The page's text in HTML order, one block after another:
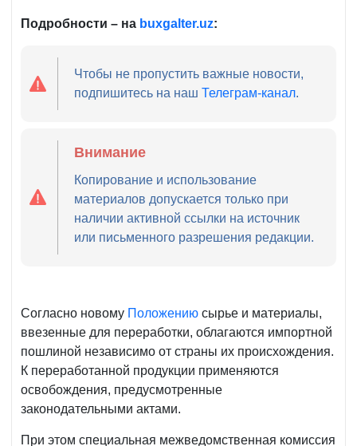
Подробности – на buxgalter.uz:
Чтобы не пропустить важные новости,
подпишитесь на нашТелеграм-канал.
Внимание
Копирование и использование
материалов допускается только при
наличии активной ссылки на источник
или письменного разрешения редакции.
Согласно новому Положению сырье и материалы,
ввезенные для переработки, облагаются импортной
пошлиной независимо от страны их происхождения.
К переработанной продукции применяются
освобождения, предусмотренные
законодательными актами.
При этом специальная межведомственная комиссия